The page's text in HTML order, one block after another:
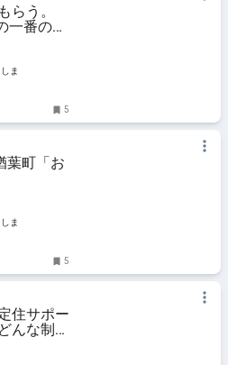
らう。
一番の仕
ま
5
葉町「お
ま
5
住サポー
んな制